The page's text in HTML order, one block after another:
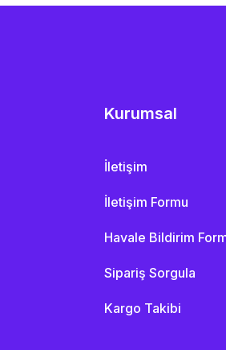
Kurumsal
İletişim
İletişim Formu
Havale Bildirim
Sipariş Sorgula
Kargo Takibi